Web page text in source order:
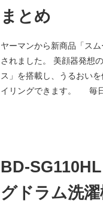
まとめ
ヤーマンから新商品「ス
されました。 美顔器発想
ス」を搭載し、うるおい
イリングできます。 毎日
BD-
グドラム洗